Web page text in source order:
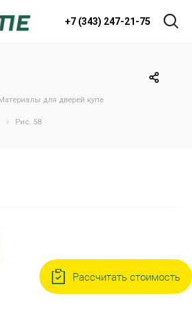
+7 (343) 247-21-75
для дверей купе
Рис. 58
Рассчитать стоимость